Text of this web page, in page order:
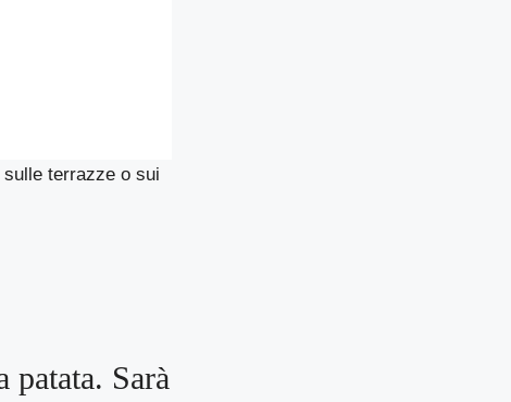
terrazze o sui
patata. Sarà